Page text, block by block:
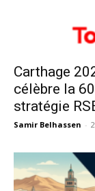
Carthage
célèbre la
stratégie
Samir Belhassen -